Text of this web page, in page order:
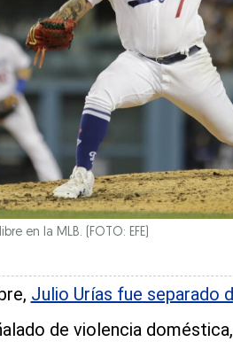
en la MLB. (FOTO: EFE)
Julio Urías fue separado
de violencia